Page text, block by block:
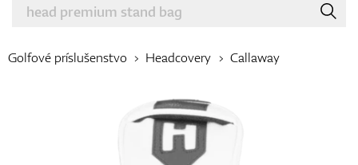
Golfové príslušenstvo Headcovery Callaway